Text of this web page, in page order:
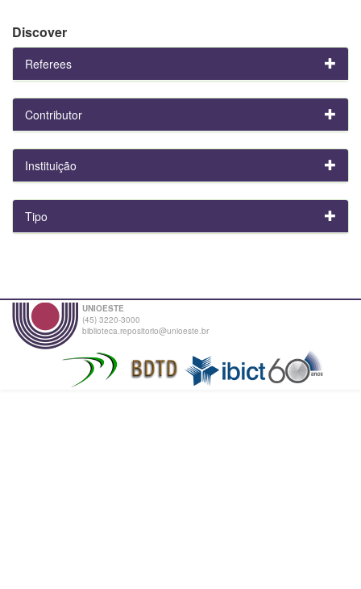
Discover
Referees
Contributor
Instituição
Tipo
UNIOESTE
(45) 3220-3000
biblioteca.repositorio@unioeste.br